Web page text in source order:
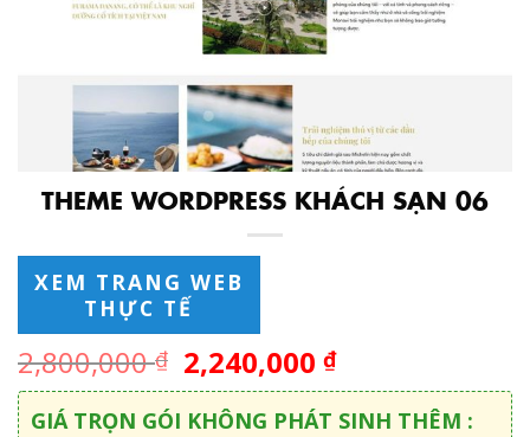
THEME WORDPRESS KHÁCH SẠN 06
XEM TRANG WEB
THỰC TẾ
2,800,000₫ 2,240,000₫
GIÁ TRỌN GÓI KHÔNG PHÁT SINH THÊM :